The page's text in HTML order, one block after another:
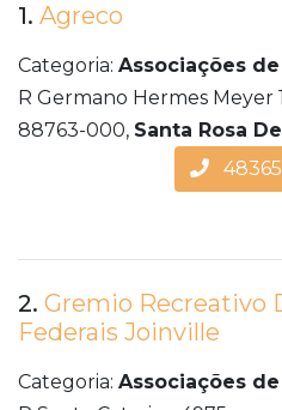
1. Agreco
Categoria: Associações de
R Germano Hermes Meyer
88763-000, Santa Rosa
2. Gremio Recreativo
Federais Joinville
Categoria: Associações de